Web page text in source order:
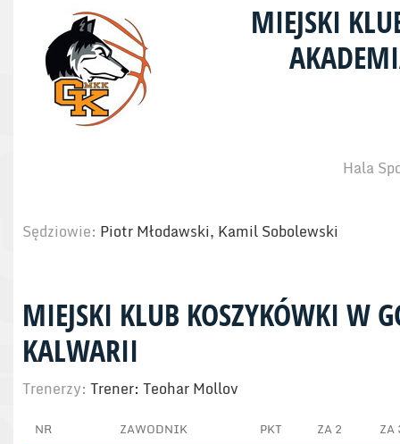
MIEJSKI
Hala
Sędziowie: Piotr Młodawski, Kamil Sobolewski
MIEJSKI KLUB KOSZYKÓWKI W
KALWARII
Trenerzy: Trener: Teohar Mollov
NR ZAWODNIK PKT ZA 2 ZA